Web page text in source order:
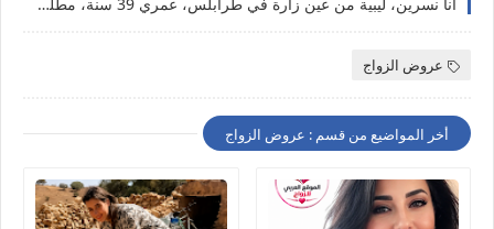
عروض الزواج
أخر المواضيع من قسم : عروض الزواج